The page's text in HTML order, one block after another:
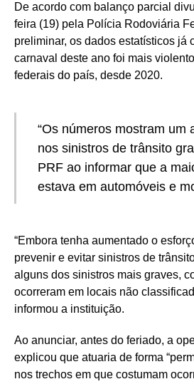
De acordo com balanço parcial
feira (19) pela Polícia Rodoviária
preliminar, os dados estatísticos já
carnaval deste ano foi mais
federais do país, desde 2020.
“Os números mostram um
nos sinistros de trânsito
PRF ao informar que a
estava em automóveis e
“Embora tenha aumentado o
prevenir e evitar sinistros de
alguns dos sinistros mais graves,
ocorreram em locais não
informou a instituição.
Ao anunciar, antes do feriado, a
explicou que atuaria de forma
nos trechos em que costumam